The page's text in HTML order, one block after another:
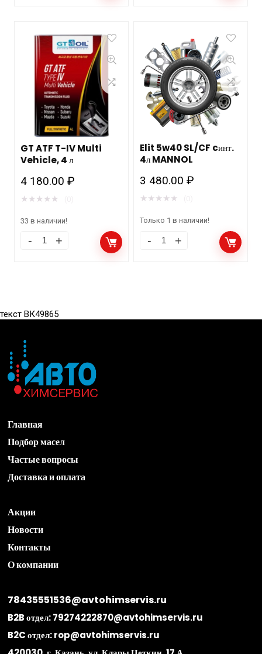
GT ATF T-IV Multi
Vehicle, 4 л
4 180.00₽
★ ★ ★ ★ ★
33 в наличии!
Elit 5w40 SL/CF cинт.
4л MANNOL
3 480.00₽
★ ★ ★ ★ ★
Только 1 в наличии!
текст ВК49865
Главная
Подбор масел
Частые вопросы
Доставка и оплата
Акции
Новости
Контакты
О компании
78435551536@avtohimservis.ru
B2B отдел:79274222870@avtohimservis.ru
B2C отдел:rop@avtohimservis.ru